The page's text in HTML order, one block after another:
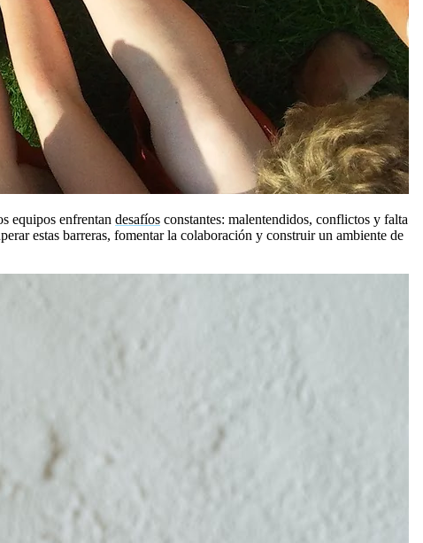
equipos enfrentan desafíos constantes: malentendidos, conflictos y falta
estas barreras, fomentar la colaboración y construir un ambiente de